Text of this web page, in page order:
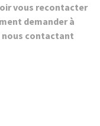
vous recontacter
demander à
nous contactant